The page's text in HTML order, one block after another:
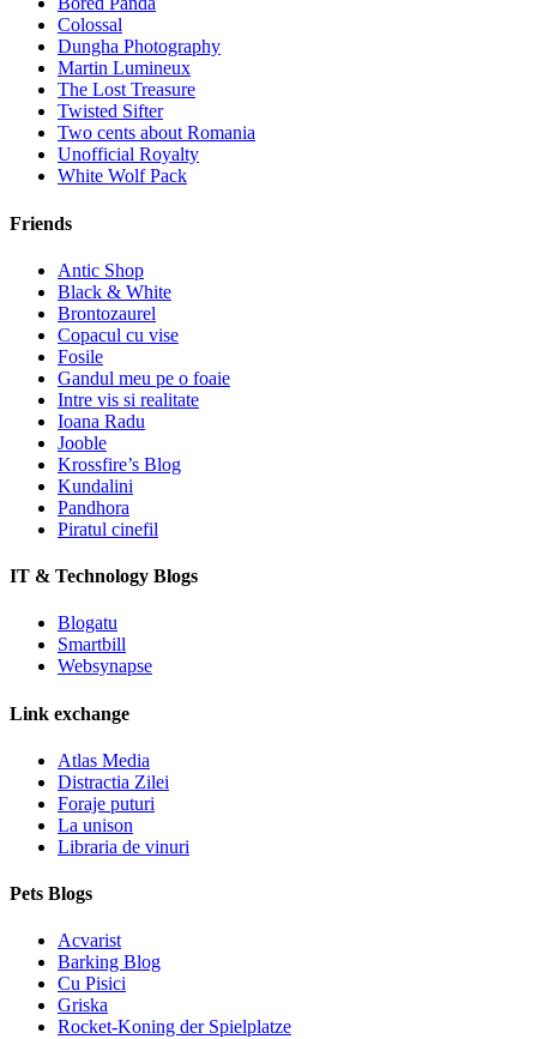
Colossal
Dungha Photography
Martin Lumineux
The Lost Treasure
Twisted Sifter
Two cents about Romania
Unofficial Royalty
White Wolf Pack
Friends
Antic Shop
Black & White
Brontozaurel
Copacul cu vise
Fosile
Gandul meu pe o foaie
Intre vis si realitate
Ioana Radu
Jooble
Krossfire’s Blog
Kundalini
Pandhora
Piratul cinefil
IT & Technology Blogs
Blogatu
Smartbill
Websynapse
Link exchange
Atlas Media
Distractia Zilei
Foraje puturi
La unison
Libraria de vinuri
Pets Blogs
Acvarist
Barking Blog
Cu Pisici
Griska
Rocket-Koning der Spielplatze